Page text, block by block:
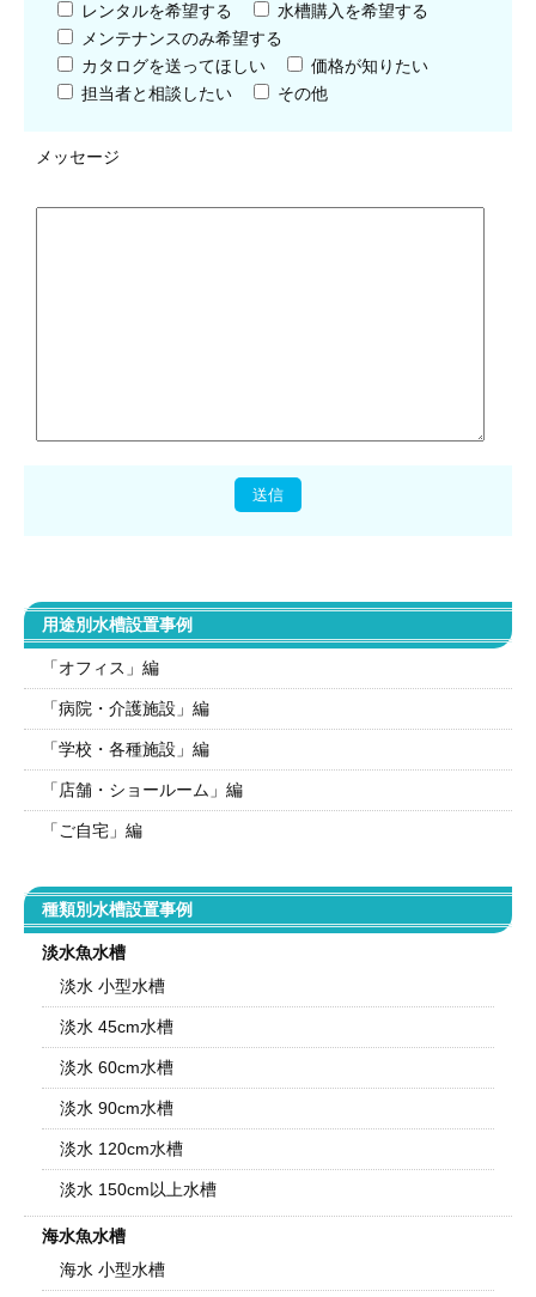
レンタルを希望する
水槽購入を希望する
メンテナンスのみ希望する
カタログを送ってほしい
価格が知りたい
担当者と相談したい
その他
メッセージ
用途別水槽設置事例
「オフィス」編
「病院・介護施設」編
「学校・各種施設」編
「店舗・ショールーム」編
「ご自宅」編
種類別水槽設置事例
淡水魚水槽
淡水 小型水槽
淡水 45cm水槽
淡水 60cm水槽
淡水 90cm水槽
淡水 120cm水槽
淡水 150cm以上水槽
海水魚水槽
海水 小型水槽